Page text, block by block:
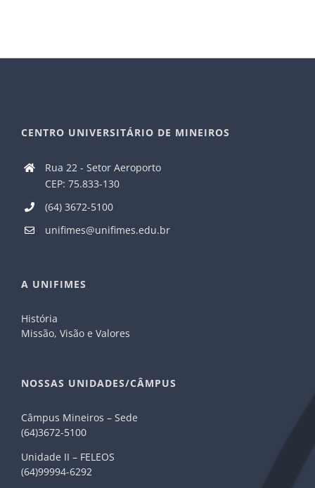
CENTRO UNIVERSITÁRIO DE MINEIROS
Rua 22 - Setor Aeroporto
CEP: 75.833-130
(64) 3672-5100
unifimes@unifimes.edu.br
A UNIFIMES
História
Missão, Visão e Valores
NOSSAS UNIDADES/CÂMPUS
Câmpus Mineiros – Sede
(64)3672-5100
Unidade II – FELEOS
(64)99994-6292